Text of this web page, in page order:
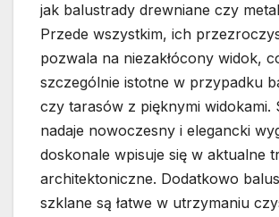
jak balustrady drewniane czy
Przede wszystkim, ich
pozwala na niezakłócony widok,
szczególnie istotne w przypadku
czy tarasów z pięknymi widokami.
nadaje nowoczesny i elegancki
doskonale wpisuje się w aktualne
architektoniczne. Dodatkowo
szklane są łatwe w utrzymaniu